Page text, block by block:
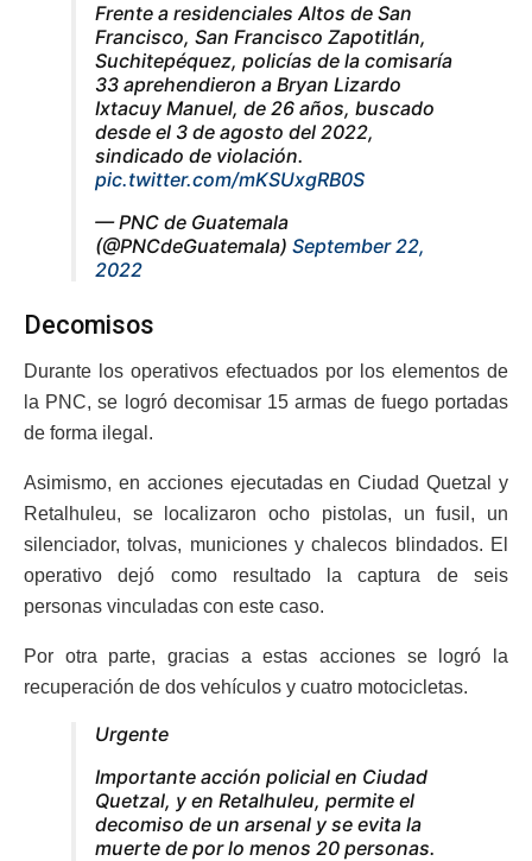
Frente a residenciales Altos de San
Francisco, San Francisco Zapotitlán,
Suchitepéquez, policías de la comisaría
33 aprehendieron a Bryan Lizardo
Ixtacuy Manuel, de 26 años, buscado
desde el 3 de agosto del 2022,
sindicado de violación.
pic.twitter.com/mKSUxgRB0S
— PNC de Guatemala
(@PNCdeGuatemala) September 22,
2022
Decomisos
Durante los operativos efectuados por los elementos de
la PNC, se logró decomisar 15 armas de fuego portadas
de forma ilegal.
Asimismo, en acciones ejecutadas en Ciudad Quetzal y
Retalhuleu, se localizaron ocho pistolas, un fusil, un
silenciador, tolvas, municiones y chalecos blindados. El
operativo dejó como resultado la captura de seis
personas vinculadas con este caso.
Por otra parte, gracias a estas acciones se logró la
recuperación de dos vehículos y cuatro motocicletas.
Urgente
Importante acción policial en Ciudad
Quetzal, y en Retalhuleu, permite el
decomiso de un arsenal y se evita la
muerte de por lo menos 20 personas.